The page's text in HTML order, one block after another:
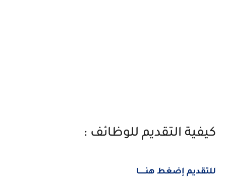
كيفية التقديم للوظائف :
للتقديم إضغط هنــــــا